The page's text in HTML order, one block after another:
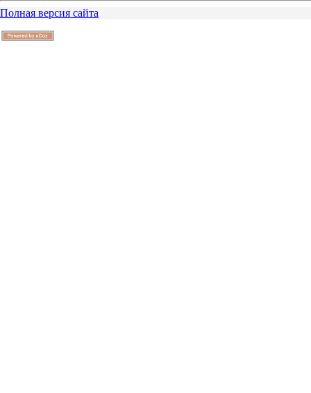
Полная версия сайта